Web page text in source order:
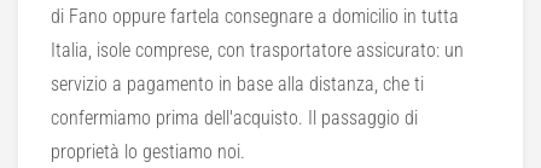
di Fano oppure fartela consegnare a domicilio in tutta
Italia, isole comprese, con trasportatore assicurato: un
servizio a pagamento in base alla distanza, che ti
confermiamo prima dell'acquisto. Il passaggio di
proprietà lo gestiamo noi.